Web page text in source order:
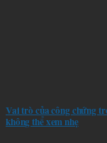
Vai trò của công chứng
không thể xem nhẹ